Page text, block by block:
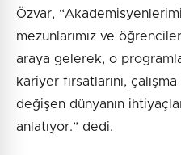
Özvar,
mezunlarımız ve
araya gelerek, o
kariyer fırsatlarını, çalışma
değişen dünyanın
anlatıyor.” dedi.